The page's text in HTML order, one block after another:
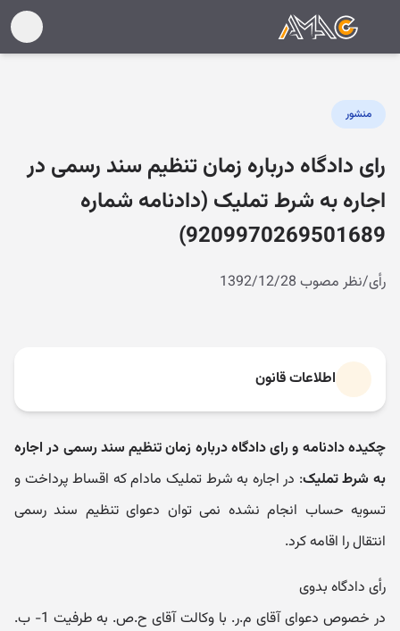
منشور
رای دادگاه درباره زمان تنظیم سند رسمی در
اجاره به شرط تملیک (دادنامه شماره
9209970269501689)
رأی/نظر مصوب 1392/12/28
اطلاعات قانون
چکیده دادنامه و رای دادگاه درباره زمان تنظیم سند رسمی در اجاره
به شرط تملیک: در اجاره به شرط تملیک مادام که اقساط پرداخت و
تسویه حساب انجام نشده نمی توان دعوای تنظیم سند رسمی
انتقال را اقامه کرد.
رأی دادگاه بدوی
در خصوص دعوای آقای م.ر. با وکالت آقای ح.ص. به طرفیت 1- ب.